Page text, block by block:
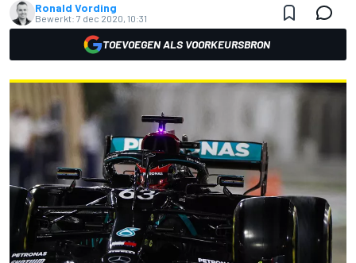
Ronald Vording
Bewerkt: 7 dec 2020, 10:31
TOEVOEGEN ALS VOORKEURSBRON